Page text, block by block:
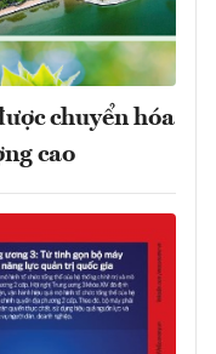
chuyển hóa
cao